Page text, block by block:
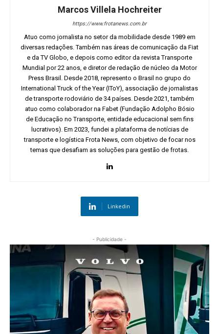
Marcos Villela Hochreiter
https://www.frotanews.com.br
Atuo como jornalista no setor da mobilidade desde 1989 em
diversas redações. Também nas áreas de comunicação da Fiat
e da TV Globo, e depois como editor da revista Transporte
Mundial por 22 anos, e diretor de redação de núcleo da Motor
Press Brasil. Desde 2018, represento o Brasil no grupo do
International Truck of the Year (IToY), associação de jornalistas
de transporte rodoviário de 34 países. Desde 2021, também
atuo como colaborador na Fabet (Fundação Adolpho Bósio
de Educação no Transporte, entidade educacional sem fins
lucrativos). Em 2023, fundei a plataforma de notícias de
transporte e logística Frota News, com objetivo de focar nos
temas que desafiam as soluções para gestão de frotas.
Linkedin
- Publicidade -